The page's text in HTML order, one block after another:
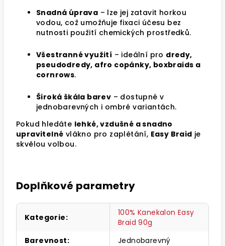
Snadná úprava – lze jej zatavit horkou
vodou, což umožňuje fixaci účesu bez
nutnosti použití chemických prostředků.
Všestranné využití – ideální pro dredy,
pseudodredy, afro copánky, boxbraids a
cornrows.
Široká škála barev – dostupné v
jednobarevných i ombré variantách.
Pokud hledáte lehké, vzdušné a snadno
upravitelné vlákno pro zaplétání, Easy Braid je
skvělou volbou.
Doplňkové parametry
Kategorie:
100% Kanekalon Easy
Braid 90g
Barevnost:
Jednobarevný